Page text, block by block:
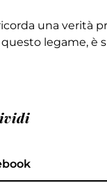
una verità
questo legame, è